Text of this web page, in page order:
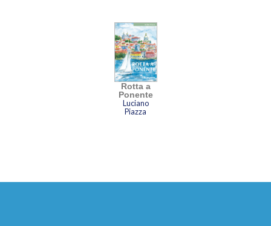
Rotta a
Ponente
Luciano
Piazza